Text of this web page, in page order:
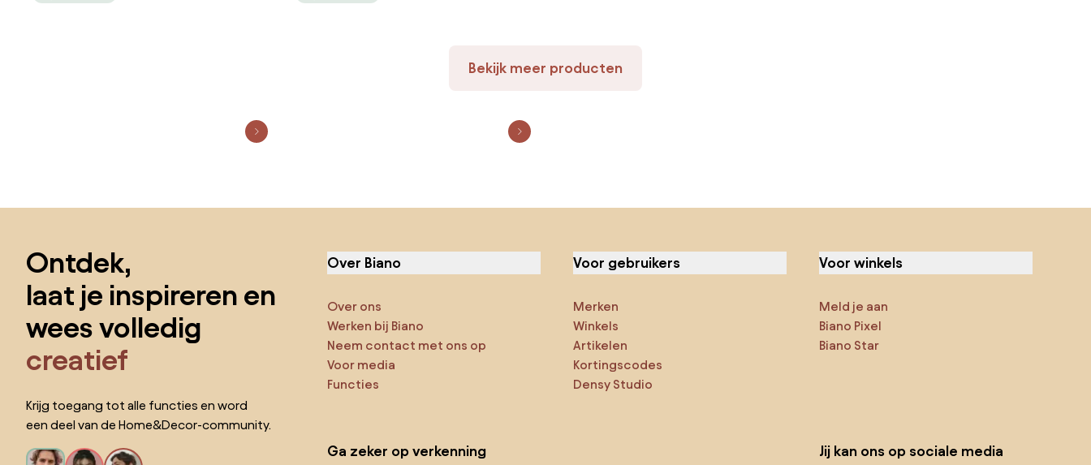
Bekijk meer producten
Ontdek,
laat je inspireren en
wees volledig
creatief
Krijg toegang tot alle functies en word
een deel van de Home&Decor-community.
Over Biano
Over ons
Werken bij Biano
Neem contact met ons op
Voor media
Functies
Voor gebruikers
Merken
Winkels
Artikelen
Kortingscodes
Densy Studio
Voor winkels
Meld je aan
Biano Pixel
Biano Star
Ga zeker op verkenning Jij kan ons op sociale media